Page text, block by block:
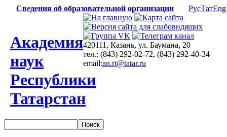
Сведения об образовательной организации РусТатEng
Академия
наук
Республики
Татарстан
420111, Казань, ул. Баумана, 20
тел.: (843) 292-02-72, (843) 292-40-34
email:an.rt@tatar.ru